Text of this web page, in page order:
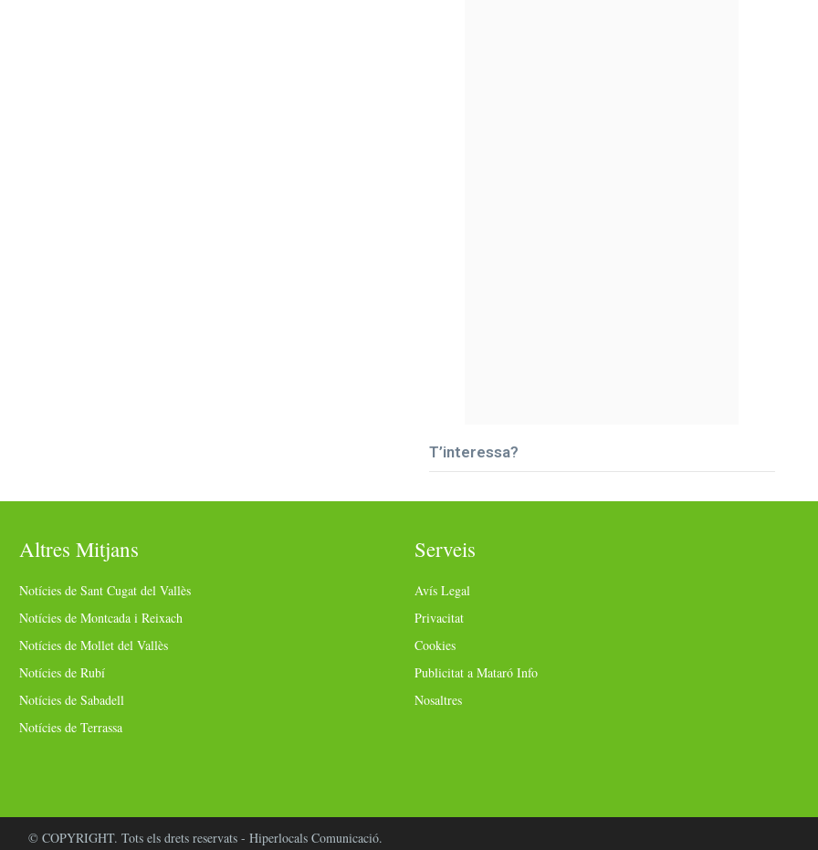
T’interessa?
Altres Mitjans
Notícies de Sant Cugat del Vallès
Notícies de Montcada i Reixach
Notícies de Mollet del Vallès
Notícies de Rubí
Notícies de Sabadell
Notícies de Terrassa
Serveis
Avís Legal
Privacitat
Cookies
Publicitat a Mataró Info
Nosaltres
© COPYRIGHT. Tots els drets reservats - Hiperlocals Comunicació.